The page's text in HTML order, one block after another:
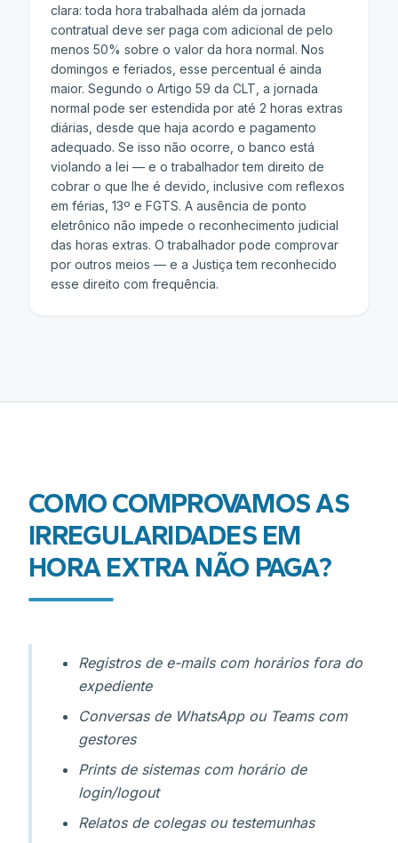
clara: toda hora trabalhada além da jornada
contratual deve ser paga com adicional de pelo
menos 50% sobre o valor da hora normal. Nos
domingos e feriados, esse percentual é ainda
maior. Segundo o Artigo 59 da CLT, a jornada
normal pode ser estendida por até 2 horas extras
diárias, desde que haja acordo e pagamento
adequado. Se isso não ocorre, o banco está
violando a lei — e o trabalhador tem direito de
cobrar o que lhe é devido, inclusive com reflexos
em férias, 13º e FGTS. A ausência de ponto
eletrônico não impede o reconhecimento judicial
das horas extras. O trabalhador pode comprovar
por outros meios — e a Justiça tem reconhecido
esse direito com frequência.
COMO COMPROVAMOS AS
IRREGULARIDADES EM
HORA EXTRA NÃO PAGA?
Registros de e-mails com horários fora do
expediente
Conversas de WhatsApp ou Teams com
gestores
Prints de sistemas com horário de
login/logout
Relatos de colegas ou testemunhas